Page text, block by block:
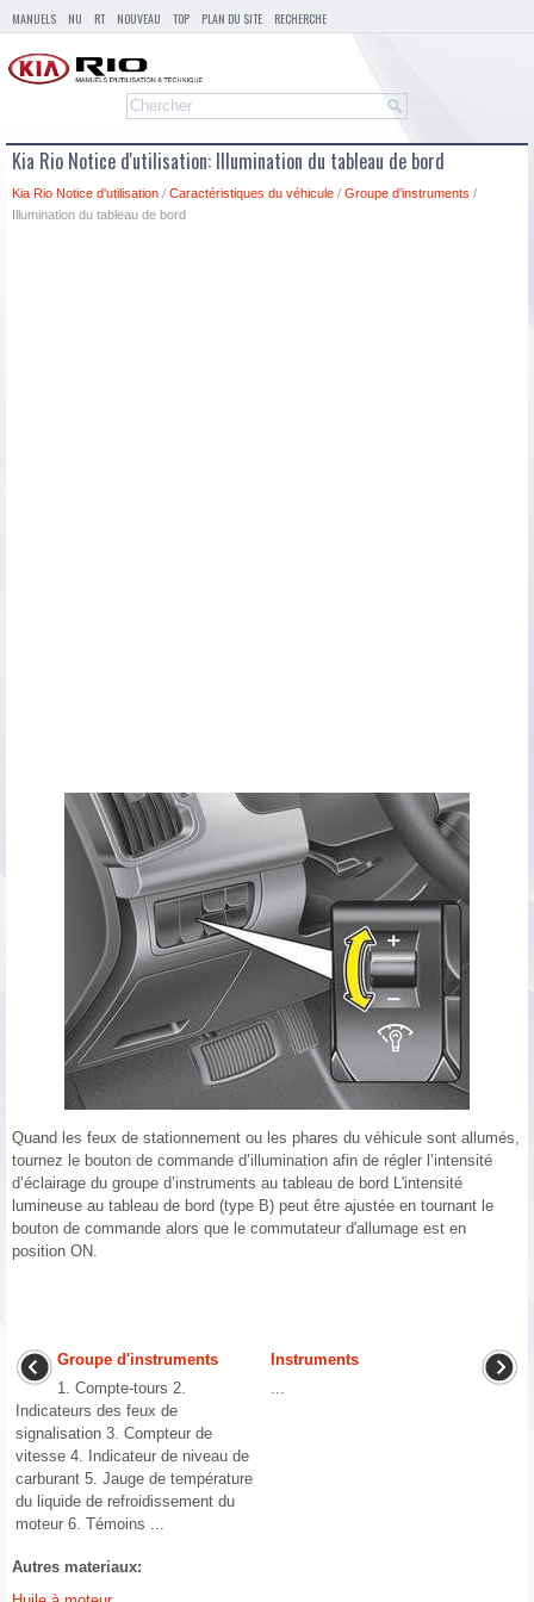
MANUELS NU RT NOUVEAU TOP PLAN DU SITE RECHERCHE
Kia Rio Notice d'utilisation: Illumination du tableau de bord
Kia Rio Notice d'utilisation / Caractéristiques du véhicule / Groupe d'instruments /
Illumination du tableau de bord
Quand les feux de stationnement ou les phares du véhicule sont allumés,
tournez le bouton de commande d’illumination afin de régler l’intensité
d’éclairage du groupe d’instruments au tableau de bord L'intensité
lumineuse au tableau de bord (type B) peut être ajustée en tournant le
bouton de commande alors que le commutateur d'allumage est en
position ON.
Groupe d'instruments
1. Compte-tours 2.
Indicateurs des feux de
signalisation 3. Compteur de
vitesse 4. Indicateur de niveau de
carburant 5. Jauge de température
du liquide de refroidissement du
moteur 6. Témoins ...
Instruments
...
Autres materiaux: